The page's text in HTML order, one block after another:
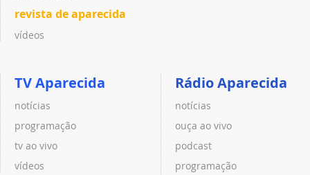
revista de aparecida
vídeos
TV Aparecida
notícias
programação
tv ao vivo
vídeos
Rádio Aparecida
notícias
ouça ao vivo
podcast
programação